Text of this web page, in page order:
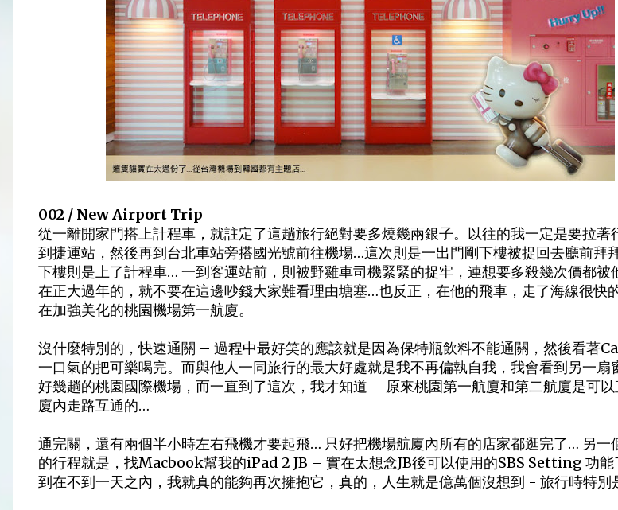
002 / New Airport Trip
從一離開家門搭上計程車，就註定了這趟旅行絕對要多燒幾兩銀子。以往的我一定是要拉著
到捷運站，然後再到台北車站旁搭國光號前往機場…這次則是一出門剛下樓被捉回去廳前拜
下樓則是上了計程車… 一到客運站前，則被野雞車司機緊緊的捉牢，連想要多殺幾次價都被
在正大過年的，就不要在這邊吵錢大家難看理由塘塞…也反正，在他的飛車，走了海線很快
在加強美化的桃園機場第一航廈。
沒什麼特別的，快速通關 – 過程中最好笑的應該就是因為保特瓶飲料不能通關，然後看著
一口氣的把可樂喝完。而與他人一同旅行的最大好處就是我不再偏執自我，我會看到另一扇
好幾趟的桃園國際機場，而一直到了這次，我才知道 – 原來桃園第一航廈和第二航廈是可
廈內走路互通的…
通完關，還有兩個半小時左右飛機才要起飛… 只好把機場航廈內所有的店家都逛完了… 另一
的行程就是，找Macbook幫我的iPad 2 JB – 實在太想念JB後可以使用的SBS Setting 功能
到在不到一天之內，我就真的能夠再次擁抱它，真的，人生就是億萬個沒想到 - 旅行時特別